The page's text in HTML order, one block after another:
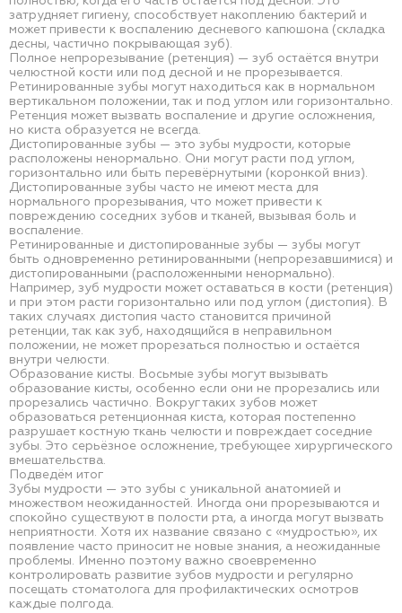
затрудняет гигиену, способствует накоплению бактерий и
может привести к воспалению десневого капюшона (складка
десны, частично покрывающая зуб).
Полное непрорезывание (ретенция) — зуб остаётся внутри
челюстной кости или под десной и не прорезывается.
Ретинированные зубы могут находиться как в нормальном
вертикальном положении, так и под углом или горизонтально.
Ретенция может вызвать воспаление и другие осложнения,
но киста образуется не всегда.
Дистопированные зубы — это зубы мудрости, которые
расположены ненормально. Они могут расти под углом,
горизонтально или быть перевёрнутыми (коронкой вниз).
Дистопированные зубы часто не имеют места для
нормального прорезывания, что может привести к
повреждению соседних зубов и тканей, вызывая боль и
воспаление.
Ретинированные и дистопированные зубы — зубы могут
быть одновременно ретинированными (непрорезавшимися) и
дистопированными (расположенными ненормально).
Например, зуб мудрости может оставаться в кости (ретенция)
и при этом расти горизонтально или под углом (дистопия). В
таких случаях дистопия часто становится причиной
ретенции, так как зуб, находящийся в неправильном
положении, не может прорезаться полностью и остаётся
внутри челюсти.
Образование кисты. Восьмые зубы могут вызывать
образование кисты, особенно если они не прорезались или
прорезались частично. Вокруг таких зубов может
образоваться ретенционная киста, которая постепенно
разрушает костную ткань челюсти и повреждает соседние
зубы. Это серьёзное осложнение, требующее хирургического
вмешательства.
Подведём итог
Зубы мудрости — это зубы с уникальной анатомией и
множеством неожиданностей. Иногда они прорезываются и
спокойно существуют в полости рта, а иногда могут вызвать
неприятности. Хотя их название связано с «мудростью», их
появление часто приносит не новые знания, а неожиданные
проблемы. Именно поэтому важно своевременно
контролировать развитие зубов мудрости и регулярно
посещать стоматолога для профилактических осмотров
каждые полгода.